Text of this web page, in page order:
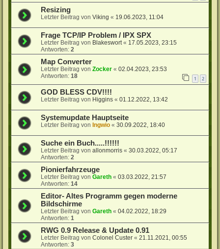
Resizing
Letzter Beitrag vonViking « 19.06.2023, 11:04
Frage TCP/IP Problem / IPX SPX
Letzter Beitrag von Blakeswort« 17.05.2023, 23:15
Antworten:2
Map Converter
Letzter Beitrag vonZocker «02.04.2023, 23:53
Antworten:18 1 2
GOD BLESS CDV!!!!
Letzter Beitrag von Higgins «01.12.2022, 13:42
Systemupdate Hauptseite
Letzter Beitrag von Ingwio «30.09.2022, 18:40
Suche ein Buch.....!!!!!!
Letzter Beitrag vonallonmorris «30.03.2022, 05:17
Antworten:2
Pionierfahrzeuge
Letzter Beitrag vonGareth «03.03.2022, 21:57
Antworten:14
Editor- Altes Programm gegen moderne
Bildschirme
Letzter Beitrag vonGareth «04.02.2022, 18:29
Antworten:1
RWG 0.9 Release & Update 0.91
Letzter Beitrag vonColonel Custer «21.11.2021, 00:55
Antworten:3